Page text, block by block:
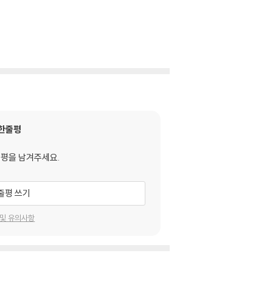
줄평
을 남겨주세요.
평 쓰기
유의사항